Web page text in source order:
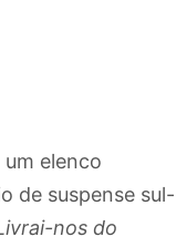
elenco
de suspense sul-
nos do